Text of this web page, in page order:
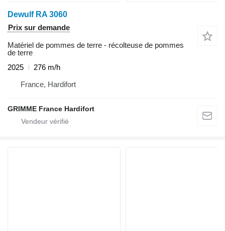
Dewulf RA 3060
Prix sur demande
Matériel de pommes de terre - récolteuse de pommes
de terre
2025
276 m/h
France, Hardifort
GRIMME France Hardifort